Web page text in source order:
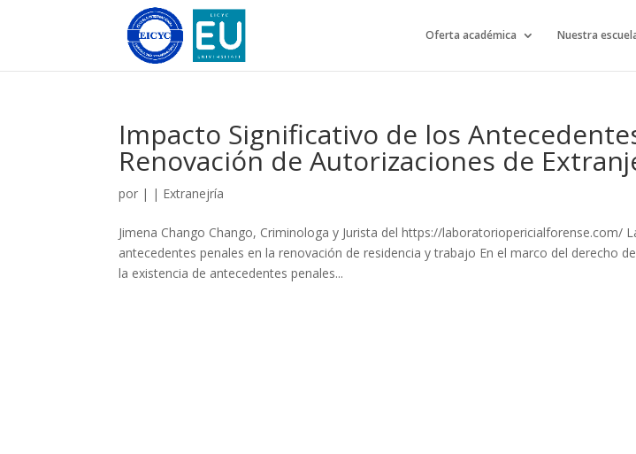
Oferta académica Nuestra
Impacto Significativo de los
Renovación de Autorizaciones de
por | | Extranejría
Jimena Chango Chango, Criminologa y Jurista del https://laboratoriopericialforense.com/
antecedentes penales en la renovación de residencia y trabajo En el marco del derecho
la existencia de antecedentes penales...